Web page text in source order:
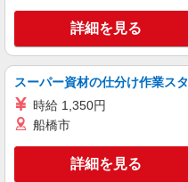
11400円/月
方はグレー
入社後獲得も対象 【役割手当】
ールスアド
給 ゜+゜・。○。・゜+゜・。○。・゜+゜ 入社祝
い金10万円支給(規定有) お
東京都
キープ
パート
ケーズデンキ 稲城若葉台店
携帯電話
時給1,600円 ★年1回、昇給・昇格制
賞与あり
詳細を見る
スーパー資材の仕分け作業ス
時給 1,350円
船橋市
詳細を見る